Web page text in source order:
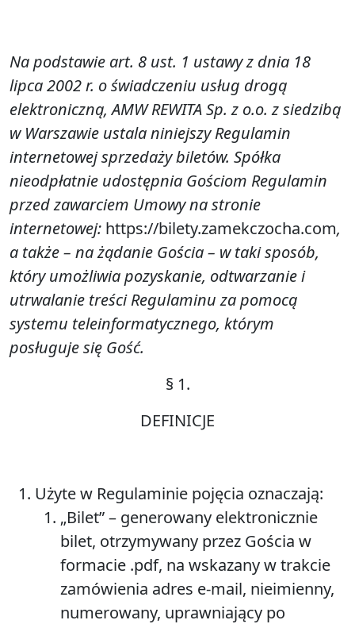
Na podstawie art. 8 ust. 1 ustawy z dnia 18
lipca 2002 r. o świadczeniu usług drogą
elektroniczną, AMW REWITA Sp. z o.o. z siedzibą
w Warszawie ustala niniejszy Regulamin
internetowej sprzedaży biletów. Spółka
nieodpłatnie udostępnia Gościom Regulamin
przed zawarciem Umowy na stronie
internetowej: https://bilety.zamekczocha.com,
a także – na żądanie Gościa – w taki sposób,
który umożliwia pozyskanie, odtwarzanie i
utrwalanie treści Regulaminu za pomocą
systemu teleinformatycznego, którym
posługuje się Gość.
§ 1.
DEFINICJE
Użyte w Regulaminie pojęcia oznaczają:
„Bilet”– generowany elektronicznie
bilet, otrzymywany przez Gościa w
formacie .pdf, na wskazany w trakcie
zamówienia adres e-mail, nieimienny,
numerowany, uprawniający po